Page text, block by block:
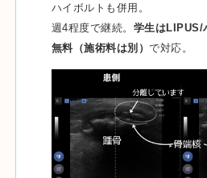
ハイボルトも併用。
週4程度で継続。 学生はLIPUS/
無料（施術料は別）で対応。